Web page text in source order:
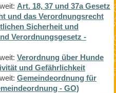
Art. 18, 37 und 37a Gesetz
und das Verordnungsrecht
Sicherheit und
Verordnungsgesetz -
Verordnung über Hunde
und Gefährlichkeit
Gemeindeordnung für
- GO)